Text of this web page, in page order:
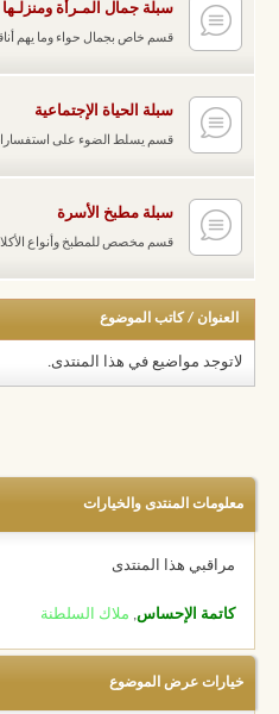
سبلة جمال المـرأة ومنزلـها
قسم خاص بجمال حواء وما يهم
سبلة الحياة الإجتماعية
قسم يسلط الضوء على
سبلة مطبخ الأسرة
قسم مخصص للمطبخ وأنواع
العنوان / كاتب الموضوع
لاتوجد مواضيع في هذا المنتدى.
معلومات المنتدى والخيارات
مراقبي هذا المنتدى
كاتمة الإحساس ملاك السلطنة
خيارات عرض الموضوع